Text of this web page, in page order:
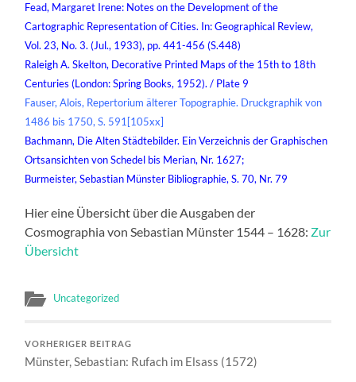
Fead, Margaret Irene: Notes on the Development of the
Cartographic Representation of Cities. In: Geographical Review,
Vol. 23, No. 3. (Jul., 1933), pp. 441-456 (S.448)
Raleigh A. Skelton, Decorative Printed Maps of the 15th to 18th
Centuries (London: Spring Books, 1952). / Plate 9
Fauser, Alois, Repertorium älterer Topographie. Druckgraphik von
1486 bis 1750, S. 591[105xx]
Bachmann, Die Alten Städtebilder. Ein Verzeichnis der Graphischen
Ortsansichten von Schedel bis Merian, Nr. 1627;
Burmeister, Sebastian Münster Bibliographie, S. 70, Nr. 79
Hier eine Übersicht über die Ausgaben der
Cosmographia von Sebastian Münster 1544 – 1628: Zur
Übersicht
Uncategorized
VORHERIGER BEITRAG
Münster, Sebastian: Rufach im Elsass (1572)